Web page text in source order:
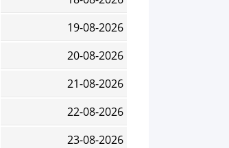
19-08-2026
20-08-2026
21-08-2026
22-08-2026
23-08-2026